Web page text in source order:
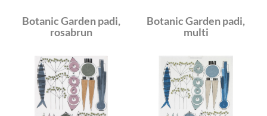
Botanic Garden padi,
rosabrun
Botanic Garden padi,
multi